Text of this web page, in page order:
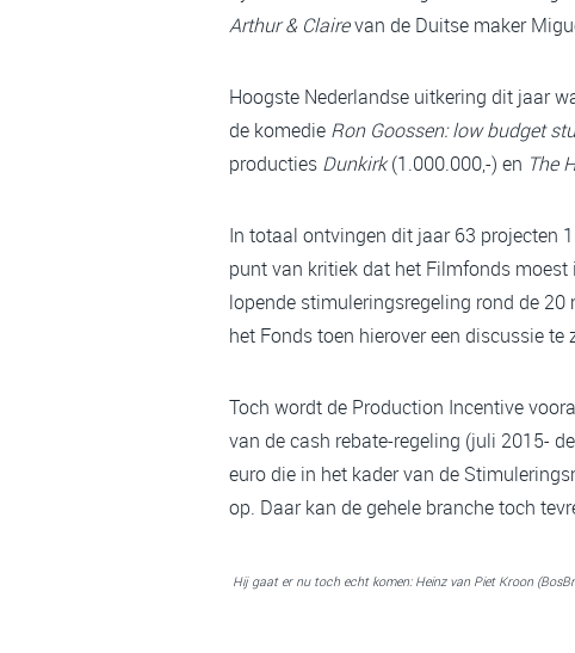
Arthur & Clairevan de Duitse maker
Hoogste Nederlandse uitkering dit jaar
de komedie Ron Goossen: low budget
producties Dunkirk(1.000.000,-) en The
In totaal ontvingen dit jaar 63 projecten
punt van kritiek dat het Filmfonds moest
lopende stimuleringsregeling rond de
het Fonds toen hierover een discussie te
Toch wordt de Production Incentive
van de cash rebate-regeling (juli 2015-
euro die in het kader van de
op. Daar kan de gehele branche toch
Hij gaat er nu toch echt komen: Heinz van Piet Kroon